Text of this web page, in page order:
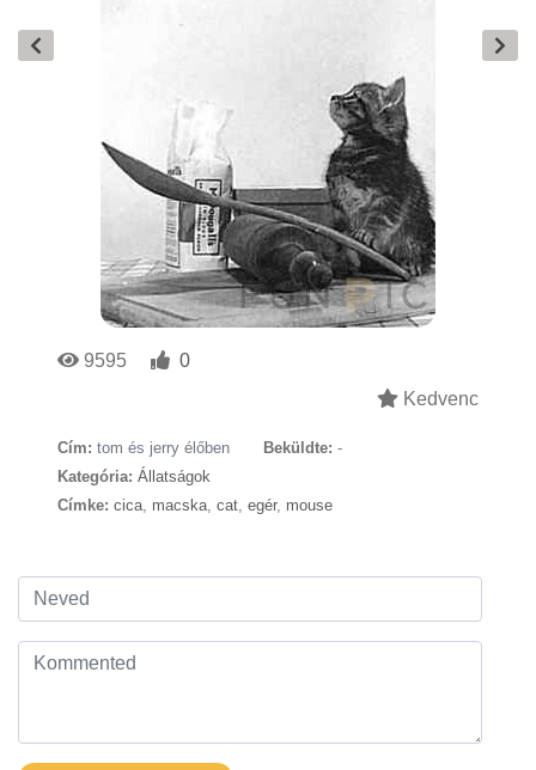
9595
0
Kedvenc
Cím: tom és jerry élőben Beküldte: -
Kategória: Állatságok
Címke: cica, macska, cat, egér, mouse